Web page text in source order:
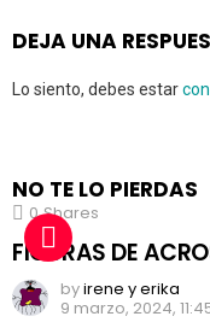
DEJA UNA
Lo siento, debes estar
NO TE LO PIERDAS
0 Shares
FIGURAS DE
byirene y erika
9 marzo, 2024,